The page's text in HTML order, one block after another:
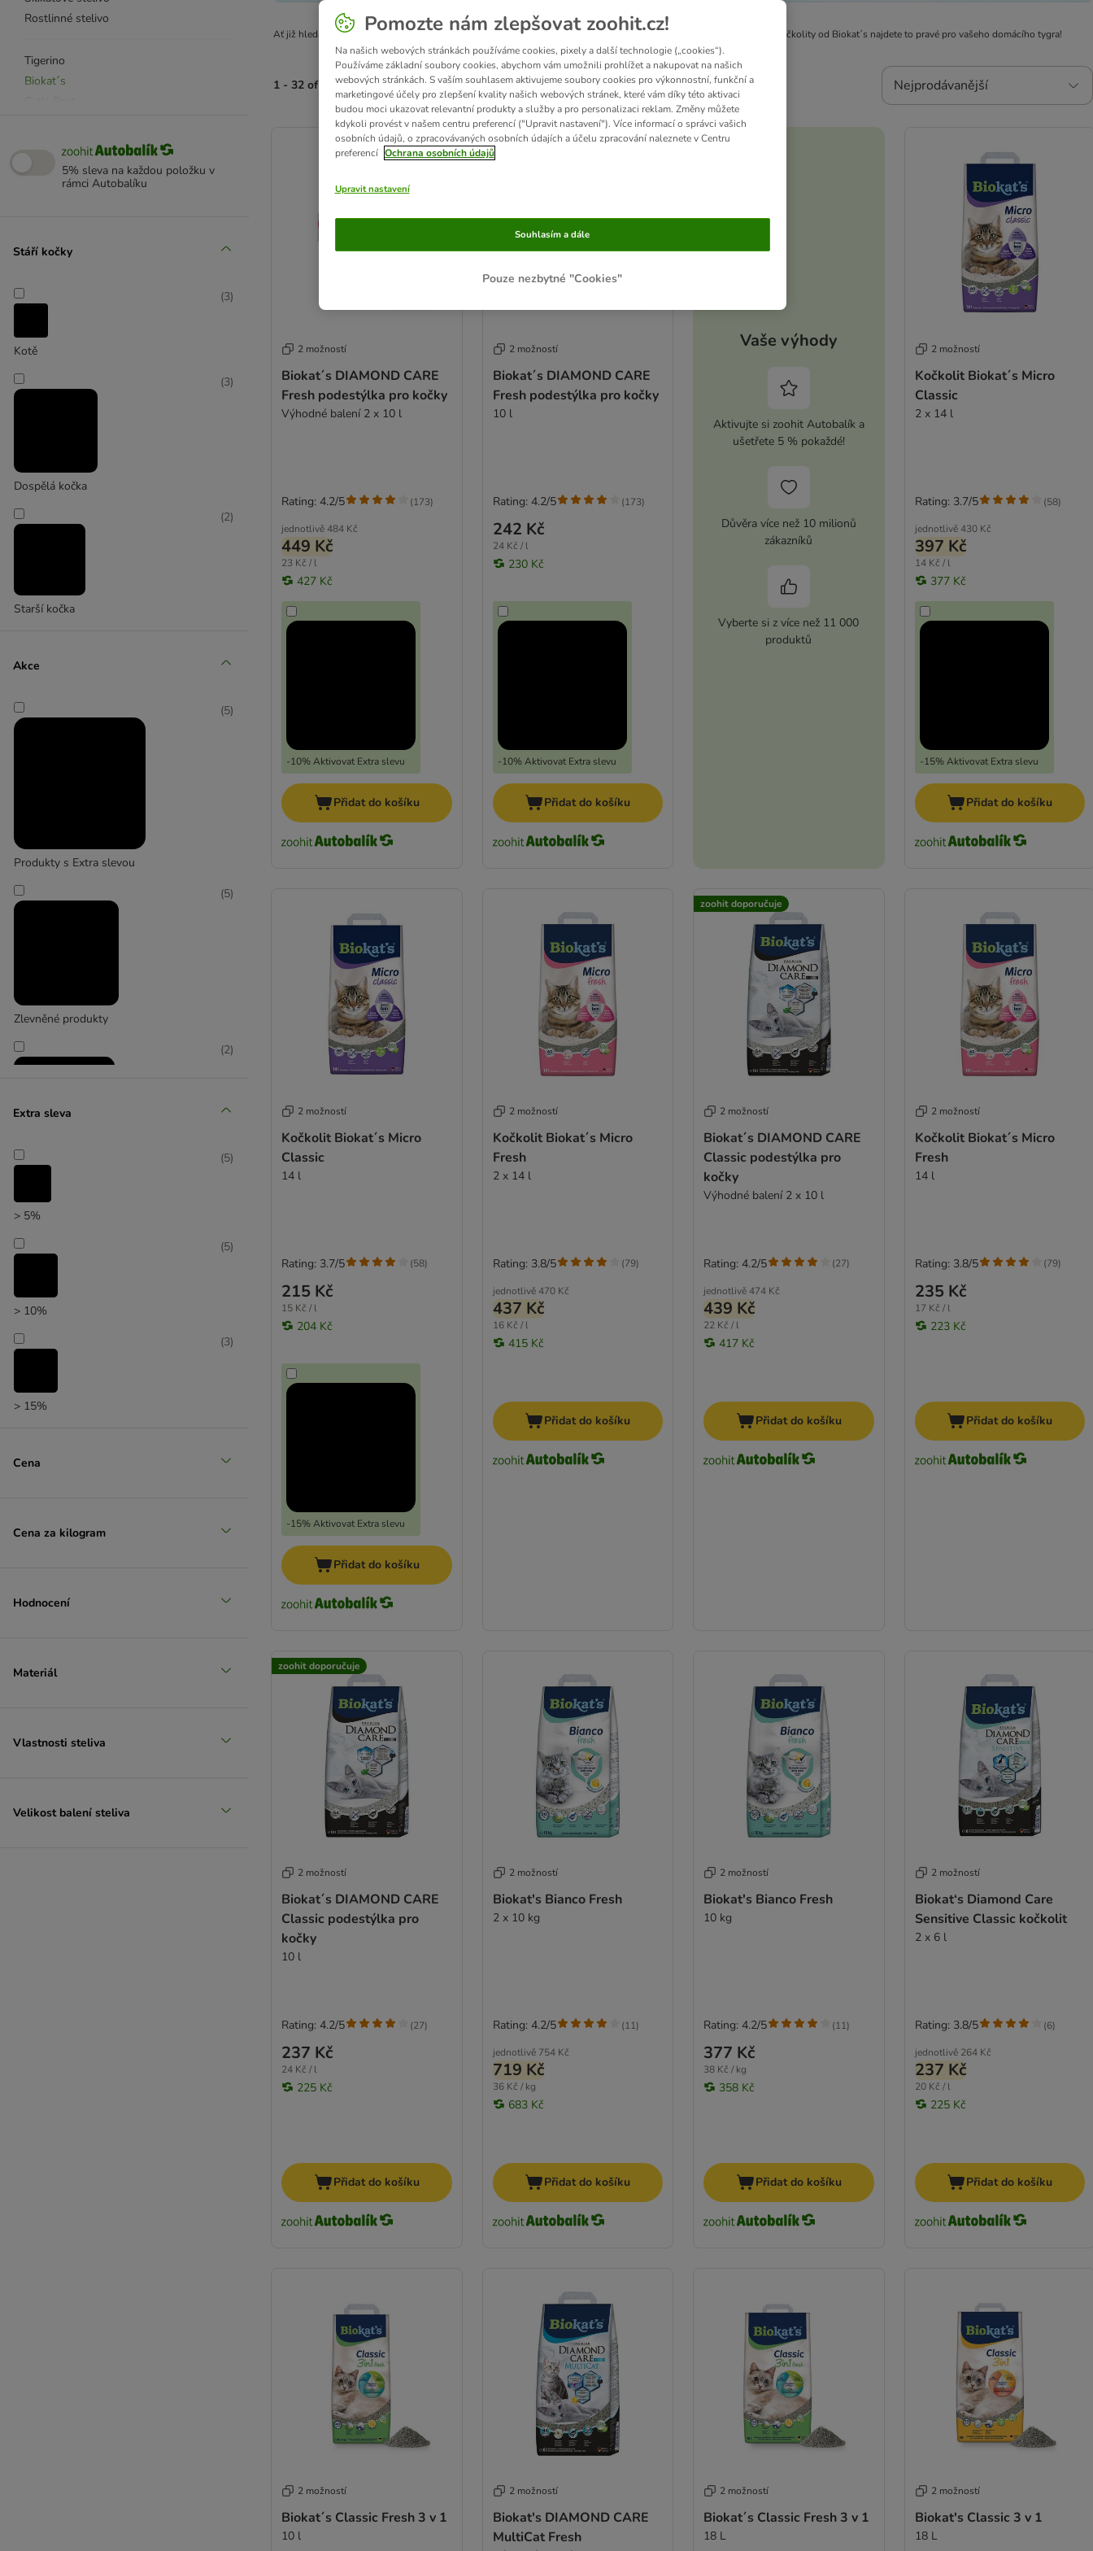
Rostlinné stelivo
Tigerino
Biokat´s
Almo Nature
Anibest
Catsan
Intersand Classic
Joe's Cat
Perlinette
SoftCat
Vitakraft
Lopatky & předložky
Deo & pohlcovače zápachu
5% sleva na každou položku v
rámci Autobalíku
Stáří kočky
Kotě
(3)
Dospělá kočka
(3)
Starší kočka
(2)
Akce
Produkty s Extra slevou
(5)
Zlevněné produkty
(5)
zoohit doporučuje
(2)
Extra sleva
> 5%
(5)
> 10%
(5)
> 15%
(3)
Cena
Cena za kilogram
Hodnocení
Materiál
Vlastnosti steliva
Velikost balení steliva
Ať již hledáte klasický kočkolit z přírodního jílu, nebo stelivo obohacené o speciální vonné látky: mezi osvědčenými kočkolity od Biokat´s najdete to pravé pro vašeho domácího tygra!
1 - 32 of 32 výsledků Nejprodávanější
product items have been changed
2 možností
Biokat´s DIAMOND CARE
Fresh podestýlka pro kočky
Výhodné balení 2 x 10 l
jednotlivě484 Kč
449 Kč
23 Kč / l
427 Kč
-10% Aktivovat Extra slevu
Rating: 4.2/5 (173)
Přidat do košíku
2 možností
Biokat´s DIAMOND CARE
Fresh podestýlka pro kočky
10 l
242 Kč
24 Kč / l
230 Kč
-10% Aktivovat Extra slevu
Rating: 4.2/5 (173)
Přidat do košíku
Vaše výhody
Aktivujte si zoohit Autobalík a
ušetřete 5 % pokaždé!
Důvěra více než 10 milionů
zákazníků
Vyberte si z více než 11 000
produktů
2 možností
Kočkolit Biokat´s Micro
Classic
2 x 14 l
jednotlivě 430 Kč
397 Kč
14 Kč / l
377 Kč
-15% Aktivovat Extra slevu
Rating: 3.7/5 (58)
Přidat do košíku
2 možností
Kočkolit Biokat´s Micro
Classic
14 l
215 Kč
15 Kč / l
204 Kč
-15% Aktivovat Extra slevu
Rating: 3.7/5 (58)
Přidat do košíku
2 možností
Kočkolit Biokat´s Micro
Fresh
2 x 14 l
jednotlivě 470 Kč
437 Kč
16 Kč / l
415 Kč
Rating: 3.8/5 (79)
Přidat do košíku
zoohit doporučuje
2 možností
Biokat´s DIAMOND CARE
Classic podestýlka pro
kočky
Výhodné balení 2 x 10 l
jednotlivě474 Kč
439 Kč
22 Kč / l
417 Kč
Rating: 4.2/5 (27)
Přidat do košíku
2 možností
Kočkolit Biokat´s Micro
Fresh
14 l
235 Kč
17 Kč / l
223 Kč
Rating: 3.8/5 (79)
Přidat do košíku
zoohit doporučuje
2 možností
Biokat´s DIAMOND CARE
Classic podestýlka pro
kočky
10 l
237 Kč
24 Kč / l
225 Kč
Rating: 4.2/5 (27)
Přidat do košíku
2 možností
Biokat's Bianco Fresh
2 x 10 kg
jednotlivě 754 Kč
719 Kč
36 Kč / kg
683 Kč
Rating: 4.2/5 (11)
Přidat do košíku
2 možností
Biokat's Bianco Fresh
10 kg
377 Kč
38 Kč / kg
358 Kč
Rating: 4.2/5 (11)
Přidat do košíku
2 možností
Biokat‘s Diamond Care
Sensitive Classic kočkolit
2 x 6 l
jednotlivě 264 Kč
237 Kč
20 Kč / l
225 Kč
Rating: 3.8/5 (6)
Přidat do košíku
2 možností
Biokat´s Classic Fresh 3 v 1
10 l
2 možností
Biokat's DIAMOND CARE
MultiCat Fresh
2 možností
Biokat´s Classic Fresh 3 v 1
18 L
2 možností
Biokat's Classic 3 v 1
18 L
Pomozte nám zlepšovat zoohit.cz!
Na našich webových stránkách používáme cookies, pixely a další technologie („cookies“).
Používáme základní soubory cookies, abychom vám umožnili prohlížet a nakupovat na našich
webových stránkách. S vaším souhlasem aktivujeme soubory cookies pro výkonnostní, funkční a
marketingové účely pro zlepšení kvality našich webových stránek, které vám díky této aktivaci
budou moci ukazovat relevantní produkty a služby a pro personalizaci reklam. Změny můžete
kdykoli provést v našem centru preferencí ("Upravit nastavení"). Více informací o správci vašich
osobních údajů, o zpracovávaných osobních údajích a účelu zpracování naleznete v Centru
preferencí Ochrana osobních údajů
Upravit nastavení
Pouze nezbytné "Cookies"
Souhlasím a dále